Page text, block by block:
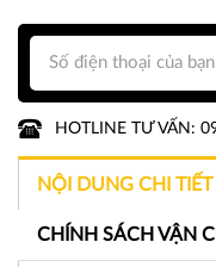
HOTLINE TƯ VẤN:
NỘI DUNG CHI TIẾT
CHÍNH SÁCH VẬN